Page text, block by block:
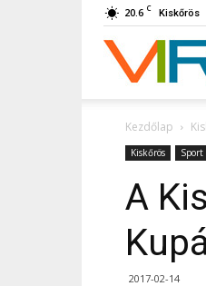
20.6 C Kiskőrös
VIRA
Kezdőlap
Kiskőrös Sport
A
2017-02-14